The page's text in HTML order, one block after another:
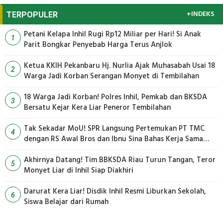
TERPOPULER +INDEKS
1
Petani Kelapa Inhil Rugi Rp12 Miliar per Hari! Si Anak
Parit Bongkar Penyebab Harga Terus Anjlok
2
Ketua KKIH Pekanbaru Hj. Nurlia Ajak Muhasabah Usai 18
Warga Jadi Korban Serangan Monyet di Tembilahan
3
18 Warga Jadi Korban! Polres Inhil, Pemkab dan BKSDA
Bersatu Kejar Kera Liar Peneror Tembilahan
4
Tak Sekadar MoU! SPR Langsung Pertemukan PT TMC
dengan RS Awal Bros dan Ibnu Sina Bahas Kerja Sama
5
Akhirnya Datang! Tim BBKSDA Riau Turun Tangan, Teror
Monyet Liar di Inhil Siap Diakhiri
6
Darurat Kera Liar! Disdik Inhil Resmi Liburkan Sekolah,
Siswa Belajar dari Rumah